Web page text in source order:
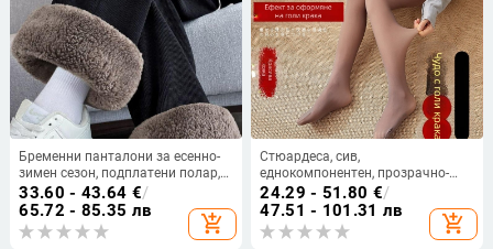
Бременни панталони за есенно-
зимен сезон, подплатени полар,
дебел памук, свободна кройка,
широки крачоли, подходящи за
нисък ръст
33.60 - 43.64 €/
65.72 - 85.35 лв
add_shopping_cart
Стюардеса, сив,
еднокомпонентен, прозрачно-
кожа, за бременни жени, тънък,
есенен и зимен, с голи крака,
подплатен с полар, удебелен,
топъл артефакт
24.29 - 51.80 €/
47.51 - 101.31 лв
add_shopping_cart